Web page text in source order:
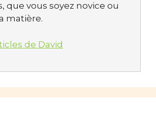
que vous soyez novice ou
matière.
de David